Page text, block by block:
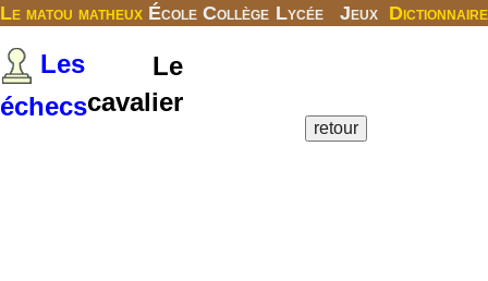
Le matou matheux École Collège Lycée Jeux Dictionnaire
Les
échecs
Le
cavalier